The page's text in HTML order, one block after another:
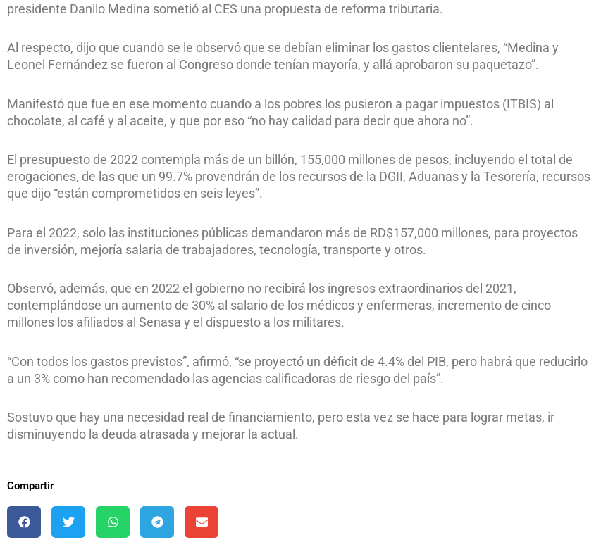
presidente Danilo Medina sometió al CES una propuesta de reforma tributaria.
Al respecto, dijo que cuando se le observó que se debían eliminar los gastos clientelares, “Medina y
Leonel Fernández se fueron al Congreso donde tenían mayoría, y allá aprobaron su paquetazo”.
Manifestó que fue en ese momento cuando a los pobres los pusieron a pagar impuestos (ITBIS) al
chocolate, al café y al aceite, y que por eso “no hay calidad para decir que ahora no”.
El presupuesto de 2022 contempla más de un billón, 155,000 millones de pesos, incluyendo el total de
erogaciones, de las que un 99.7% provendrán de los recursos de la DGII, Aduanas y la Tesorería, recursos
que dijo “están comprometidos en seis leyes”.
Para el 2022, solo las instituciones públicas demandaron más de RD$157,000 millones, para proyectos
de inversión, mejoría salaria de trabajadores, tecnología, transporte y otros.
Observó, además, que en 2022 el gobierno no recibirá los ingresos extraordinarios del 2021,
contemplándose un aumento de 30% al salario de los médicos y enfermeras, incremento de cinco
millones los afiliados al Senasa y el dispuesto a los militares.
“Con todos los gastos previstos”, afirmó, “se proyectó un déficit de 4.4% del PIB, pero habrá que reducirlo
a un 3% como han recomendado las agencias calificadoras de riesgo del país”.
Sostuvo que hay una necesidad real de financiamiento, pero esta vez se hace para lograr metas, ir
disminuyendo la deuda atrasada y mejorar la actual.
Compartir